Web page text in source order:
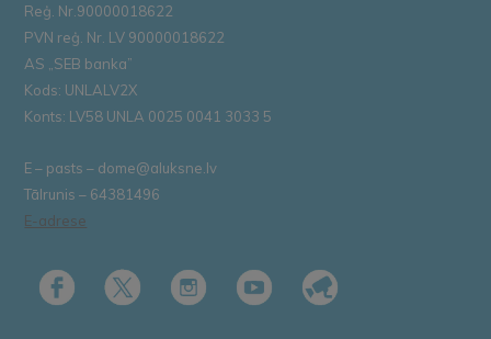
Reģ. Nr.90000018622
PVN reģ. Nr. LV 90000018622
AS „SEB banka”
Kods: UNLALV2X
Konts: LV58 UNLA 0025 0041 3033 5
E – pasts – dome@aluksne.lv
Tālrunis – 64381496
E-adrese